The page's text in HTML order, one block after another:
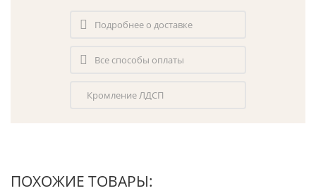
Подробнее о доставке
Все способы оплаты
Кромление ЛДСП
ПОХОЖИЕ ТОВАРЫ: